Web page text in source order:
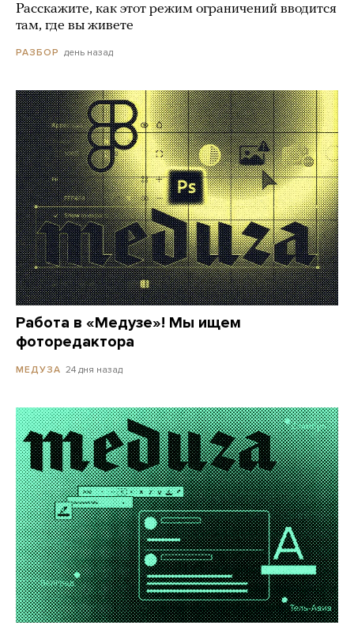
Расскажите, как этот режим ограничений вводится
там, где вы живете
РАЗБОР день назад
Работа в «Медузе»! Мы ищем
фоторедактора
МЕДУЗА 24 дня назад